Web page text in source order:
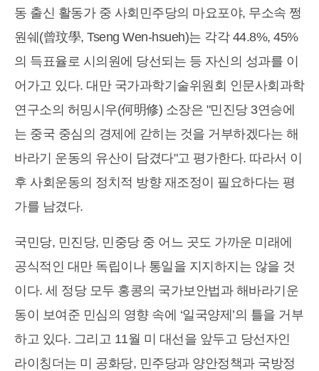
동 출신 활동가 중 사회민주당의 마요포야, 무소속 쩡
원쉐(曾玟學, Tseng Wen-hsueh)는 각각 44.8%, 45%
의 득표율로 시의원에 당선되는 등 자신의 성과를 이
어가고 있다. 대만 국가과학기술위원회 인문사회과학
연구소의 허밍시우(何明修) 소장은 "민진당 3연승에
는 중국 중심의 경제에 갇히는 것을 거부하겠다는 해
바라기 운동의 유산이 담겼다"고 평가한다. 따라서 이
후 사회운동의 정치적 방향 재조정이 필요하다는 평
가를 남겼다.
국민당, 민진당, 민중당 중 어느 곳도 가까운 미래에
공식적인 대만 독립이나 통일을 지지하지는 않을 것
이다. 세 정당 모두 홍콩의 국가보안법과 해바라기운
동이 보여준 민심의 영향 속에 ‘일국양제’의 틀을 거부
하고 있다. 그리고 11월 미 대선을 앞두고 당선자인
라이칭더는 미 공화당, 민주당과 양안정책과 국방정